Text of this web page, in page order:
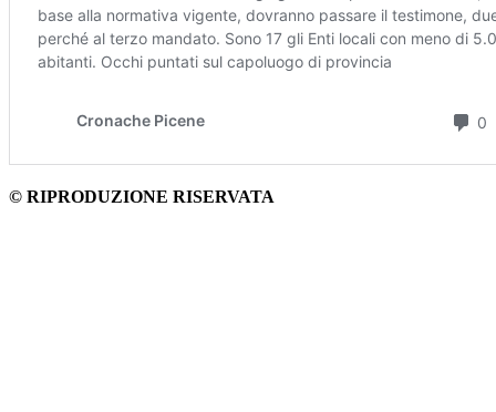
© RIPRODUZIONE RISERVATA